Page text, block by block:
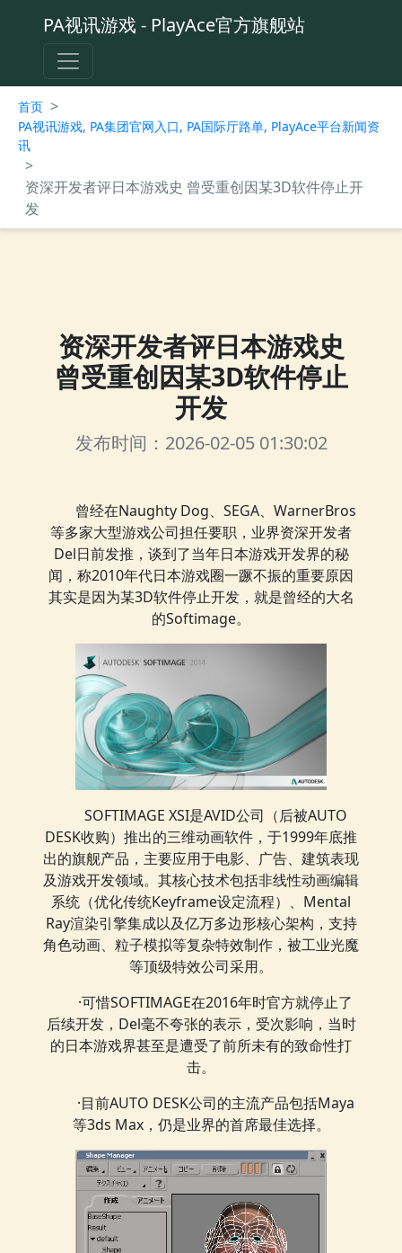
PA视讯游戏 - PlayAce官方旗舰站
首页 >
PA视讯游戏, PA集团官网入口, PA国际厅路单, PlayAce平台新闻资
讯
>
资深开发者评日本游戏史 曾受重创因某3D软件停止开
发
资深开发者评日本游戏史
曾受重创因某3D软件停止
开发
发布时间：2026-02-05 01:30:02
曾经在Naughty Dog、SEGA、WarnerBros
等多家大型游戏公司担任要职，业界资深开发者
Del日前发推，谈到了当年日本游戏开发界的秘
闻，称2010年代日本游戏圈一蹶不振的重要原因
其实是因为某3D软件停止开发，就是曾经的大名
的Softimage。
SOFTIMAGE XSI是AVID公司（后被AUTO
DESK收购）推出的三维动画软件，于1999年底推
出的旗舰产品，主要应用于电影、广告、建筑表现
及游戏开发领域。其核心技术包括非线性动画编辑
系统（优化传统Keyframe设定流程）、Mental
Ray渲染引擎集成以及亿万多边形核心架构，支持
角色动画、粒子模拟等复杂特效制作，被工业光魔
等顶级特效公司采用。
·可惜SOFTIMAGE在2016年时官方就停止了
后续开发，Del毫不夸张的表示，受次影响，当时
的日本游戏界甚至是遭受了前所未有的致命性打
击。
·目前AUTO DESK公司的主流产品包括Maya
等3ds Max，仍是业界的首席最佳选择。